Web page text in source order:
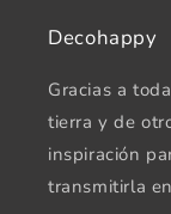
Decohappy
Gracias a
tierra y de
inspiración
transmitirla